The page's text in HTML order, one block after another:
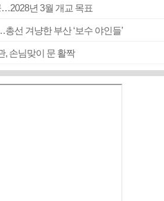
년 3월 개교 목표
선 겨냥한 부산 ‘보수 야인들’
, 손님맞이 문 활짝